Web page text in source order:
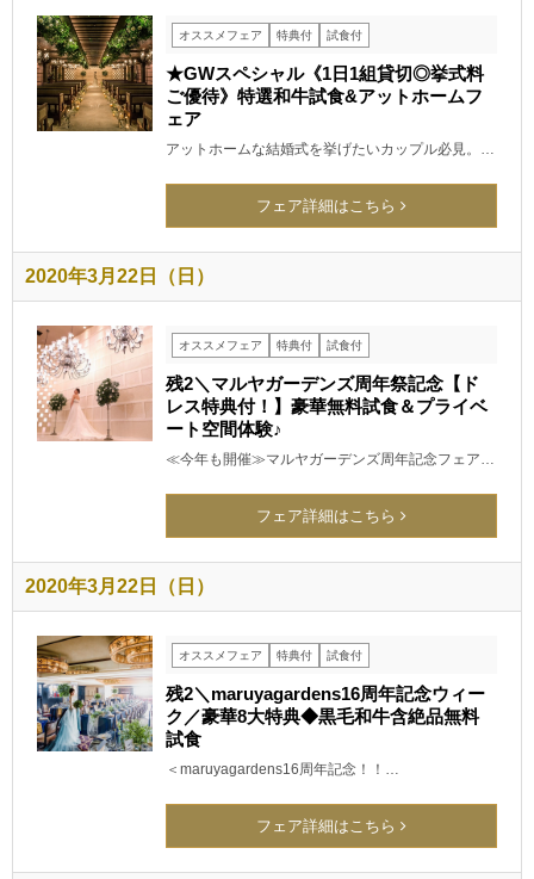
オススメフェア 特典付 試食付
★GWスペシャル《1日1組貸切◎挙式料
ご優待》特選和牛試食&アットホームフ
ェア
アットホームな結婚式を挙げたいカップル必見。…
フェア詳細はこちら
2020年3月22日（日）
オススメフェア 特典付 試食付
残2＼マルヤガーデンズ周年祭記念【ド
レス特典付！】豪華無料試食＆プライベ
ート空間体験♪
≪今年も開催≫マルヤガーデンズ周年記念フェア…
フェア詳細はこちら
2020年3月22日（日）
オススメフェア 特典付 試食付
残2＼maruyagardens16周年記念ウィー
ク／豪華8大特典◆黒毛和牛含絶品無料
試食
＜maruyagardens16周年記念！！…
フェア詳細はこちら